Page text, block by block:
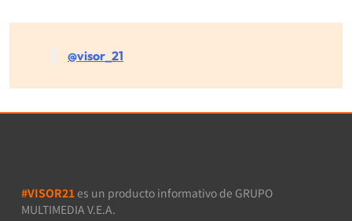
@visor_21
#VISOR21 es un producto informativo de GRUPO
MULTIMEDIA V.E.A.